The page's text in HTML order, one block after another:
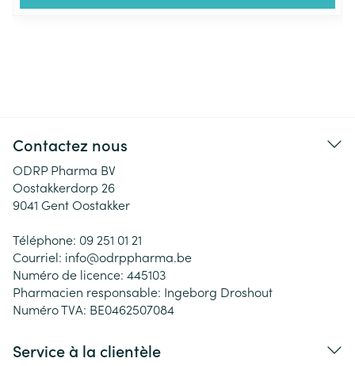
Contactez nous
ODRP Pharma BV
Oostakkerdorp 26
9041 Gent Oostakker
Téléphone: 09 251 01 21
Courriel: info@odrppharma.be
Numéro de licence: 445103
Pharmacien responsable: Ingeborg Droshout
Numéro TVA: BE0462507084
Service à la clientèle